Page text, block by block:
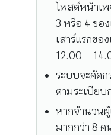
โพสต์หน้าเ
3 หรือ 4 ขอ
เสาร์แรกขอ
12.00 –
ระบบจะคัดก
ตามระเบียบ
หากจำนวน
มากกว่า 8